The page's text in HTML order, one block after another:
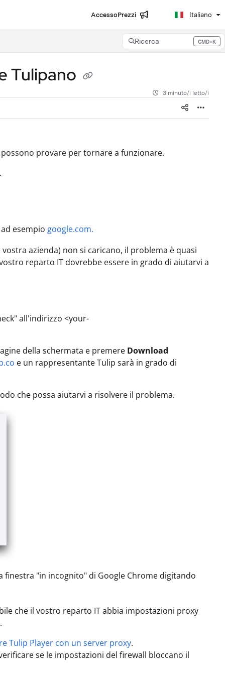
AccessoPrezzi Italiano
Ricerca CMD+K
Press CMD+K to open search
Tulipano
3 minuto/i letto/i
provare per tornare a funzionare.
esempio google.com.
azienda) non si caricano, il problema è quasi
reparto IT dovrebbe essere in grado di aiutarvi a
all'indirizzo <your-
della schermata e premere Download
e un rappresentante Tulip sarà in grado di
che possa aiutarvi a risolvere il problema.
"in incognito" di Google Chrome digitando
che il vostro reparto IT abbia impostazioni proxy
Tulip Player con un server proxy.
se le impostazioni del firewall bloccano il